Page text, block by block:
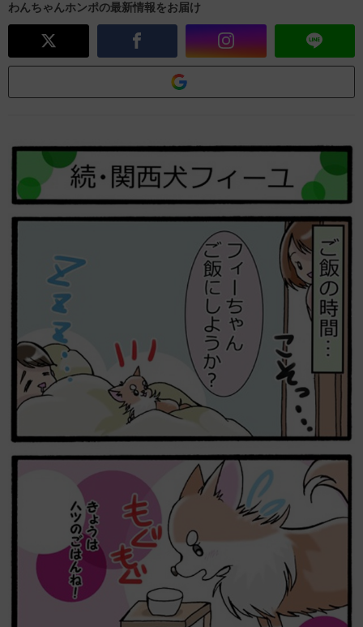
わんちゃんホンポの最新情報をお届け